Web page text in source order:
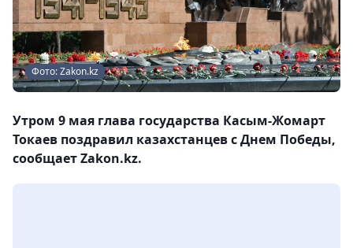
Фото: Zakon.kz
Утром 9 мая глава государства Касым-Жомарт
Токаев поздравил казахстанцев с Днем Победы,
сообщает Zakon.kz.